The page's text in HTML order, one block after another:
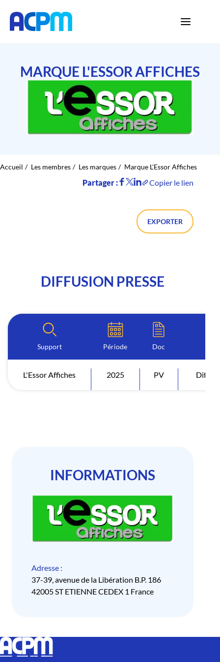
MARQUE L'ESSOR AFFICHES
Accueil Les membres Les marques Marque L'Essor Affiches
Partager : Copier le lien
EXPORTER
DIFFUSION PRESSE
Support Période Doc
L'Essor Affiches 2025 PV
INFORMATIONS
Adresse :
37-39, avenue de la Libération B.P. 186
42005 ST ETIENNE CEDEX 1 France